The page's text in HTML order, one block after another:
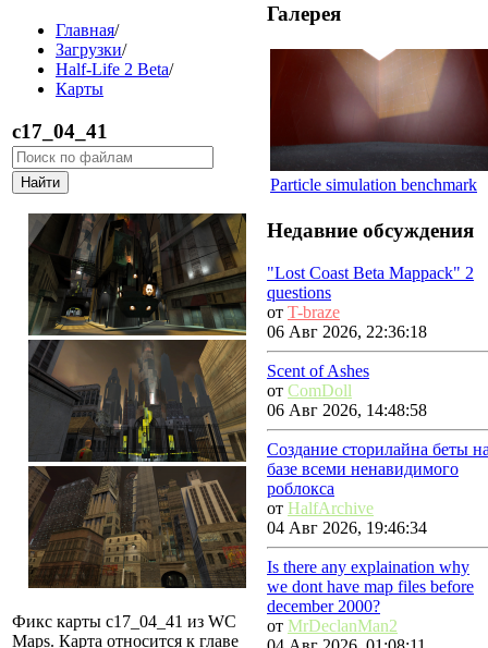
Главная/
Загрузки/
Half-Life 2 Beta/
Карты
c17_04_41
Фикс карты c17_04_41 из WC
Maps. Карта относится к главе
Галерея
Particle simulation benchmark
Недавние обсуждения
"Lost Coast Beta Mappack" 2
questions
от T-braze
06 Авг 2026, 22:36:18
Scent of Ashes
от ComDoll
06 Авг 2026, 14:48:58
Создание сторилайна беты
базе всеми ненавидимого
роблокса
от HalfArchive
04 Авг 2026, 19:46:34
Is there any explaination why
we dont have map files before
december 2000?
от MrDeclanMan2